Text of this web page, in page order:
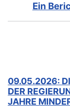
Ein
09.05.2026:
DER
JAHRE